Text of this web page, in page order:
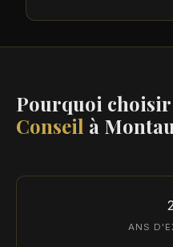
Pourquoi choisir
Conseil à
ANS